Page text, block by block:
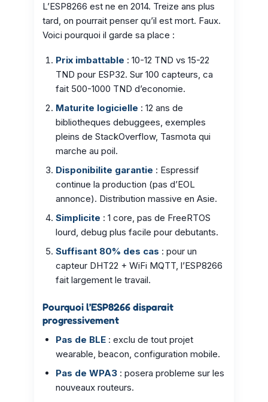
L’ESP8266 est ne en 2014. Treize ans plus
tard, on pourrait penser qu’il est mort. Faux.
Voici pourquoi il garde sa place :
Prix imbattable : 10-12 TND vs 15-22
TND pour ESP32. Sur 100 capteurs, ca
fait 500-1000 TND d’economie.
Maturite logicielle : 12 ans de
bibliotheques debuggees, exemples
pleins de StackOverflow, Tasmota qui
marche au poil.
Disponibilite garantie : Espressif
continue la production (pas d’EOL
annonce). Distribution massive en Asie.
Simplicite : 1 core, pas de FreeRTOS
lourd, debug plus facile pour debutants.
Suffisant 80% des cas : pour un
capteur DHT22 + WiFi MQTT, l’ESP8266
fait largement le travail.
Pourquoi l’ESP8266 disparait
progressivement
Pas de BLE : exclu de tout projet
wearable, beacon, configuration mobile.
Pas de WPA3 : posera probleme sur les
nouveaux routeurs.